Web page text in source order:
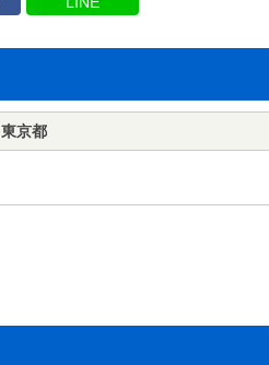
東京都